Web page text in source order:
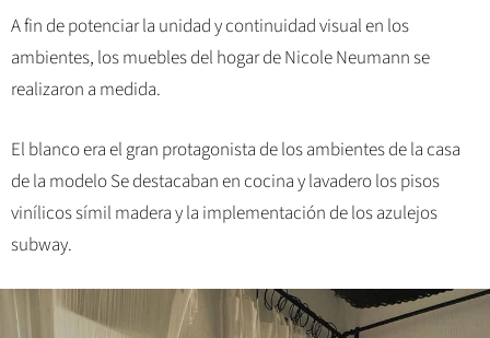
A fin de potenciar la unidad y continuidad visual en los
ambientes, los muebles del hogar de Nicole Neumann se
realizaron a medida.
El blanco era el gran protagonista de los ambientes de la casa
de la modelo Se destacaban en cocina y lavadero los pisos
vinílicos símil madera y la implementación de los azulejos
subway.